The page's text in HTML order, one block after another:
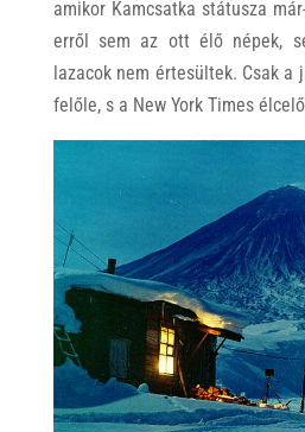
amikor Kamcsatka státusza
erről sem az ott élő népek,
lazacok nem értesültek. Csak a
felőle, s a New York Times